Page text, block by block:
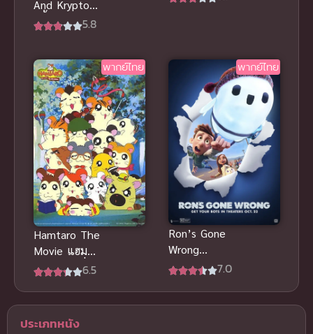
And Krypto ส
คูบี้ดูและคริป
ป่วนสุดฮา
5.8
พากย์ไทย
Hamtaro The
Movie แฮม
ทาโร่ แก๊งจิ๋ว6.5
พากย์ไทย
Ron’s Gone
Wrong
(2021) รอน7.0
ประเภทหนัง